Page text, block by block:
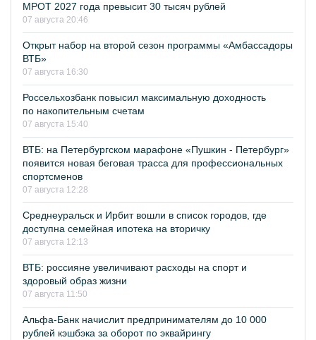
МРОТ 2027 года превысит 30 тысяч рублей
07 августа 20:46
Открыт набор на второй сезон программы «Амбассадоры
ВТБ»
07 августа 16:30
Россельхозбанк повысил максимальную доходность
по накопительным счетам
07 августа 15:40
ВТБ: на Петербургском марафоне «Пушкин - Петербург»
появится новая беговая трасса для профессиональных
спортсменов
07 августа 12:28
Среднеуральск и Ирбит вошли в список городов, где
доступна семейная ипотека на вторичку
07 августа 12:13
ВТБ: россияне увеличивают расходы на спорт и
здоровый образ жизни
07 августа 11:50
Альфа-Банк начислит предпринимателям до 10 000
рублей кэшбэка за оборот по эквайрингу